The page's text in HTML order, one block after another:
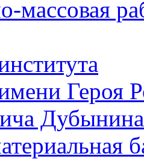
массовая
Героя
Дубынина